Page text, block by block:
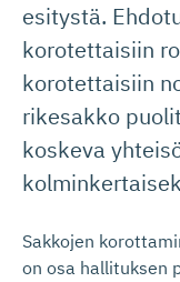
esitystä.
korotettaisiin
korotettaisiin
rikesakko
koskeva
Sakkojen
on osa hallituksen